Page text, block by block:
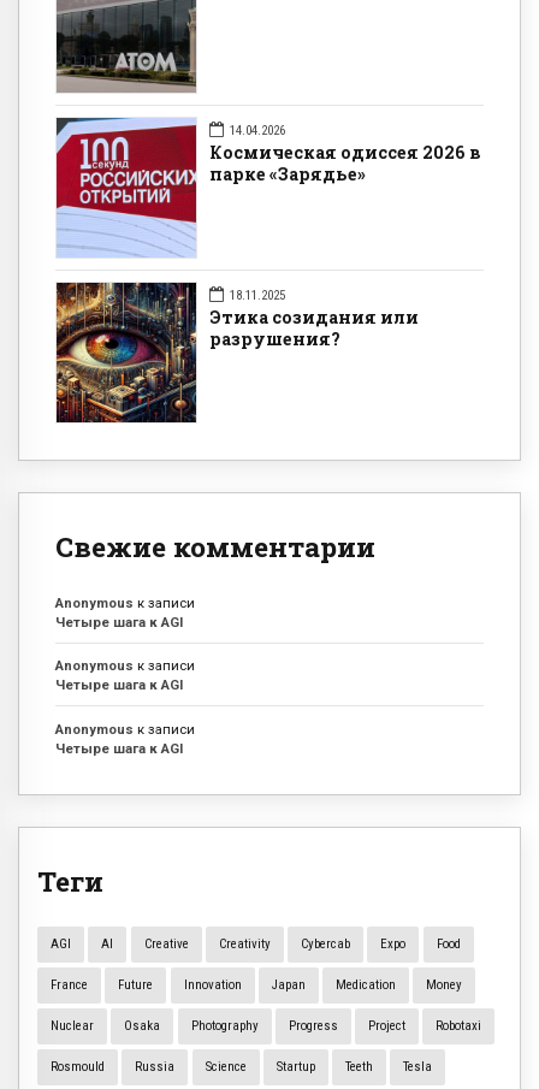
14.04.2026
Космическая одиссея 2026 в
парке «Зарядье»
18.11.2025
Этика созидания или
разрушения?
Свежие комментарии
Anonymous к записи
Четыре шага к AGI
Anonymous к записи
Четыре шага к AGI
Anonymous к записи
Четыре шага к AGI
Теги
AGI AI Creative Creativity Cybercab Expo Food
France Future Innovation Japan Medication Money
Nuclear Osaka Photography Progress Project Robotaxi
Rosmould Russia Science Startup Teeth Tesla